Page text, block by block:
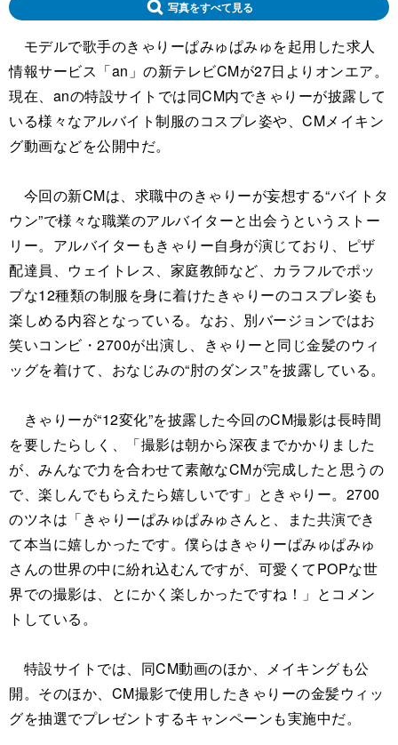
写真をすべて見る
モデルで歌手のきゃりーぱみゅぱみゅを起用した求人
情報サービス「an」の新テレビCMが27日よりオンエア。
現在、anの特設サイトでは同CM内できゃりーが披露して
いる様々なアルバイト制服のコスプレ姿や、CMメイキン
グ動画などを公開中だ。
今回の新CMは、求職中のきゃりーが妄想する“バイトタ
ウン”で様々な職業のアルバイターと出会うというストー
リー。アルバイターもきゃりー自身が演じており、ピザ
配達員、ウェイトレス、家庭教師など、カラフルでポッ
プな12種類の制服を身に着けたきゃりーのコスプレ姿も
楽しめる内容となっている。なお、別バージョンではお
笑いコンビ・2700が出演し、きゃりーと同じ金髪のウィ
ッグを着けて、おなじみの“肘のダンス”を披露している。
きゃりーが“12変化”を披露した今回のCM撮影は長時間
を要したらしく、「撮影は朝から深夜までかかりました
が、みんなで力を合わせて素敵なCMが完成したと思うの
で、楽しんでもらえたら嬉しいです」ときゃりー。2700
のツネは「きゃりーぱみゅぱみゅさんと、また共演でき
て本当に嬉しかったです。僕らはきゃりーぱみゅぱみゅ
さんの世界の中に紛れ込むんですが、可愛くてPOPな世
界での撮影は、とにかく楽しかったですね！」とコメン
トしている。
特設サイトでは、同CM動画のほか、メイキングも公
開。そのほか、CM撮影で使用したきゃりーの金髪ウィッ
グを抽選でプレゼントするキャンペーンも実施中だ。